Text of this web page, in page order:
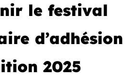
le festival
d’adhésion
2025